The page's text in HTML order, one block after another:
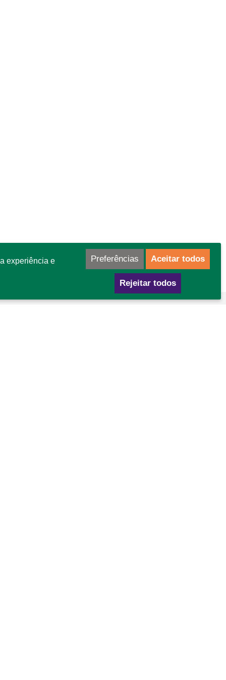
experiência e
Preferências Aceitar todos
Rejeitar todos